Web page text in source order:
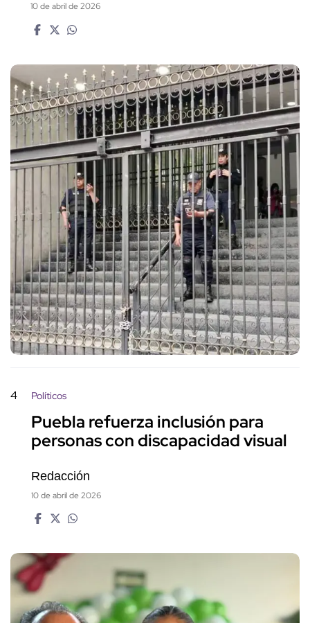
10 de abril de 2026
4 Políticos
Puebla refuerza inclusión para
personas con discapacidad visual
Redacción
10 de abril de 2026